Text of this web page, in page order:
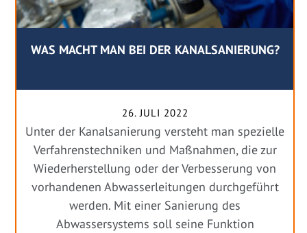
WAS MACHT MAN BEI DER KANALSANIERUNG?
26. JULI 2022
Unter der Kanalsanierung versteht man spezielle
Verfahrenstechniken und Maßnahmen, die zur
Wiederherstellung oder der Verbesserung von
vorhandenen Abwasserleitungen durchgeführt
werden. Mit einer Sanierung des
Abwassersystems soll seine Funktion